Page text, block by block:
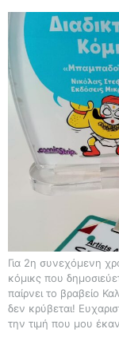
Για 2η συνεχόμενη
κόμικς που
παίρνει το βραβείο
δεν κρύβεται!
την τιμή που μου